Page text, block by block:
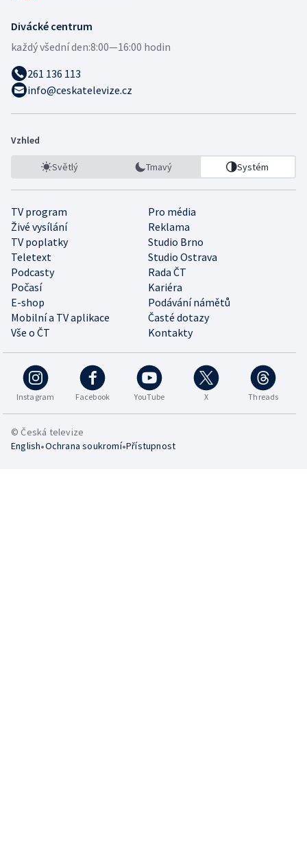
Divácké centrum
každý všední den:8:00—16:00 hodin
261 136 113
info@ceskatelevize.cz
Vzhled
Světlý Tmavý Systém
TV program
Pro média
Živé vysílání
Reklama
TV poplatky
Studio Brno
Teletext
Studio Ostrava
Podcasty
Rada ČT
Počasí
Kariéra
E-shop
Podávání námětů
Mobilní a TV aplikace
Časté dotazy
Vše o ČT
Kontakty
Instagram Facebook YouTube X Threads
© Česká televize
English•Ochrana soukromí•Přístupnost